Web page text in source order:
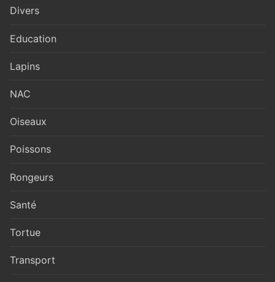
Divers
Education
Lapins
NAC
Oiseaux
Poissons
Rongeurs
Santé
Tortue
Transport